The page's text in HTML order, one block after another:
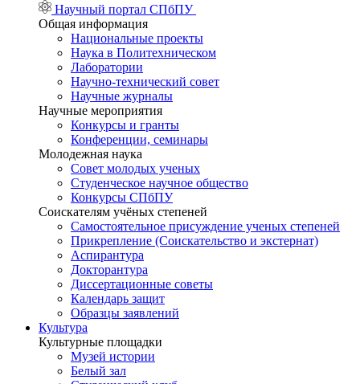
Научный портал СПбПУ
Общая информация
Национальные проекты
Наука в Политехническом
Лаборатории
Научно-технический совет
Научные журналы
Научные мероприятия
Конкурсы и гранты
Конференции, семинары
Молодежная наука
Совет молодых ученых
Студенческое научное общество
Конкурсы СПбПУ
Соискателям учёных степеней
Самостоятельное присуждение ученых степеней
Прикрепление (Соискательство и экстернат)
Аспирантура
Докторантура
Диссертационные советы
Календарь защит
Образцы заявлений
Культура
Культурные площадки
Музей истории
Белый зал